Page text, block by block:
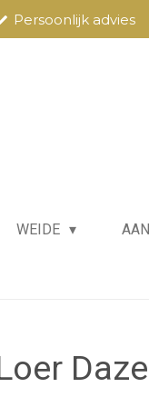
Persoonlijk advies
WEIDE